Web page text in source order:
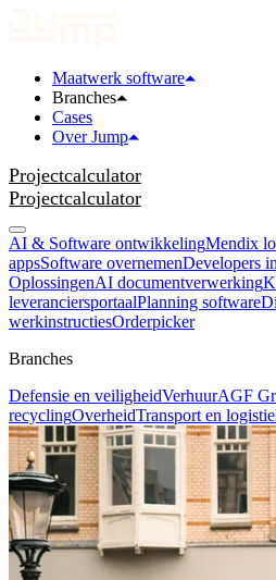
Maatwerk software
Branches
Cases
Over Jump
Projectcalculator
Projectcalculator
AI & Software ontwikkelingMendix
appsSoftware overnemenDevelopers
OplossingenAI documentverwerking
leveranciersportaalPlanning software
werkinstructiesOrderpicker
Branches
Defensie en veiligheidVerhuurAGF
recyclingOverheidTransport en